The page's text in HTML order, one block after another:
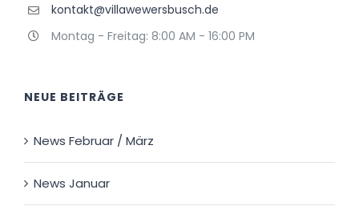
kontakt@villawewersbusch.de
Montag - Freitag: 8:00 AM - 16:00 PM
NEUE BEITRÄGE
News Februar / März
News Januar